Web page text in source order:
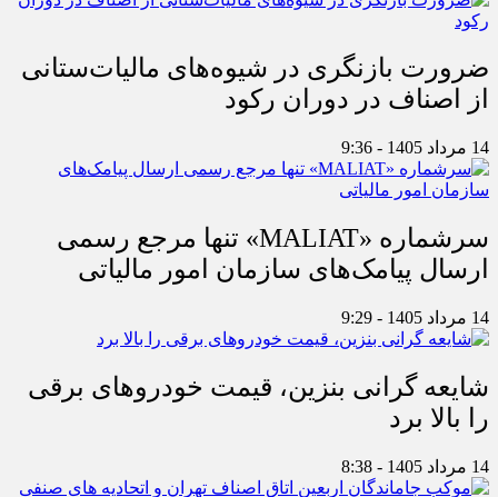
ضرورت بازنگری در شیوه‌های مالیات‌ستانی
از اصناف در دوران رکود
14 مرداد 1405 - 9:36
سرشماره «MALIAT» تنها مرجع رسمی
ارسال پیامک‌های سازمان امور مالیاتی
14 مرداد 1405 - 9:29
شایعه گرانی بنزین، قیمت خودروهای برقی
را بالا برد
14 مرداد 1405 - 8:38